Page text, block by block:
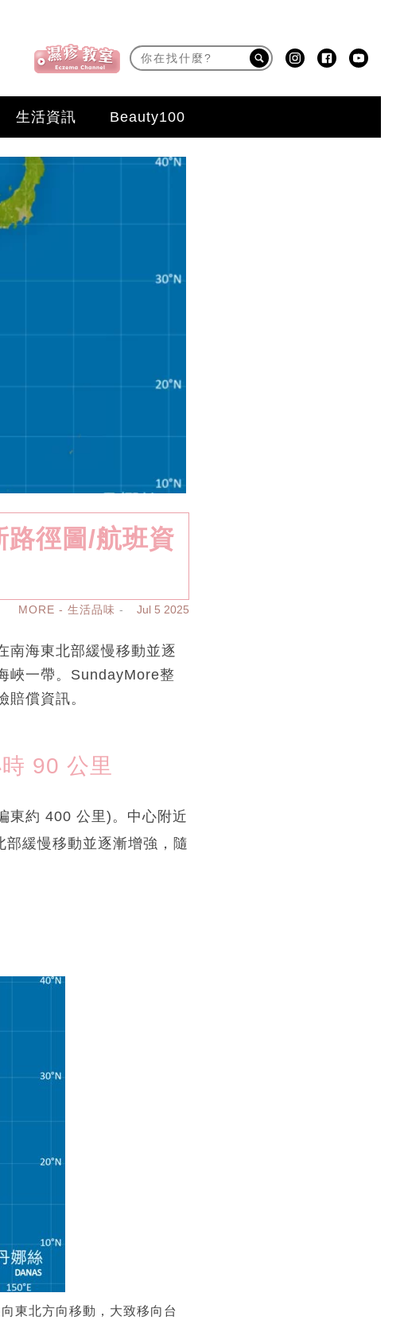
生活資訊 Beauty100
路徑圖/航班資
MORE - 生活品味 Jul 5 2025
南海東北部緩慢移動並逐
峽一帶。SundayMore整
償資訊。
90 公里
東約 400 公里)。中心附近
緩慢移動並逐漸增強，隨
東北方向移動，大致移向台